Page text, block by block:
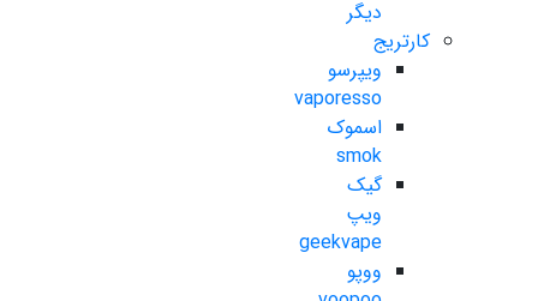
دیگر
کارتریج
ویپرسو
vaporesso
اسموک
smok
گیک
ویپ
geekvape
ووپو